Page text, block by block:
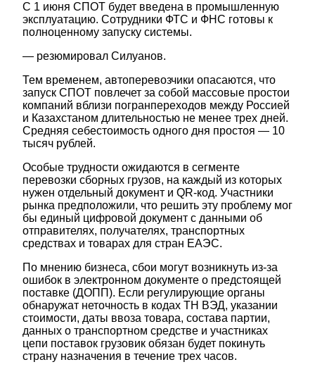
С 1 июня СПОТ будет введена в промышленную
эксплуатацию. Сотрудники ФТС и ФНС готовы к
полноценному запуску системы.
— резюмировал Силуанов.
Тем временем, автоперевозчики опасаются, что
запуск СПОТ повлечет за собой массовые простои
компаний вблизи погранпереходов между Россией
и Казахстаном длительностью не менее трех дней.
Средняя себестоимость одного дня простоя — 10
тысяч рублей.
Особые трудности ожидаются в сегменте
перевозки сборных грузов, на каждый из которых
нужен отдельный документ и QR-код. Участники
рынка предположили, что решить эту проблему мог
бы единый цифровой документ с данными об
отправителях, получателях, транспортных
средствах и товарах для стран ЕАЭС.
По мнению бизнеса, сбои могут возникнуть из-за
ошибок в электронном документе о предстоящей
поставке (ДОПП). Если регулирующие органы
обнаружат неточность в кодах ТН ВЭД, указании
стоимости, даты ввоза товара, состава партии,
данных о транспортном средстве и участниках
цепи поставок грузовик обязан будет покинуть
страну назначения в течение трех часов.